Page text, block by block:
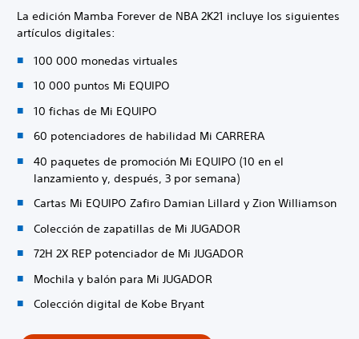
La edición Mamba Forever de NBA 2K21 incluye los siguientes
artículos digitales:
100 000 monedas virtuales
10 000 puntos Mi EQUIPO
10 fichas de Mi EQUIPO
60 potenciadores de habilidad Mi CARRERA
40 paquetes de promoción Mi EQUIPO (10 en el
lanzamiento y, después, 3 por semana)
Cartas Mi EQUIPO Zafiro Damian Lillard y Zion Williamson
Colección de zapatillas de Mi JUGADOR
72H 2X REP potenciador de Mi JUGADOR
Mochila y balón para Mi JUGADOR
Colección digital de Kobe Bryant